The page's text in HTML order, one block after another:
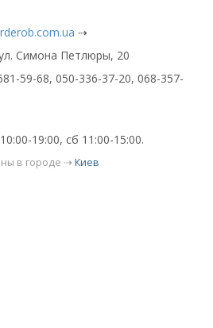
⇢
Симона Петлюры, 20
59-68, 050-336-37-20, 068-357-
19:00, сб 11:00-15:00.
в городе ⇢ Киев